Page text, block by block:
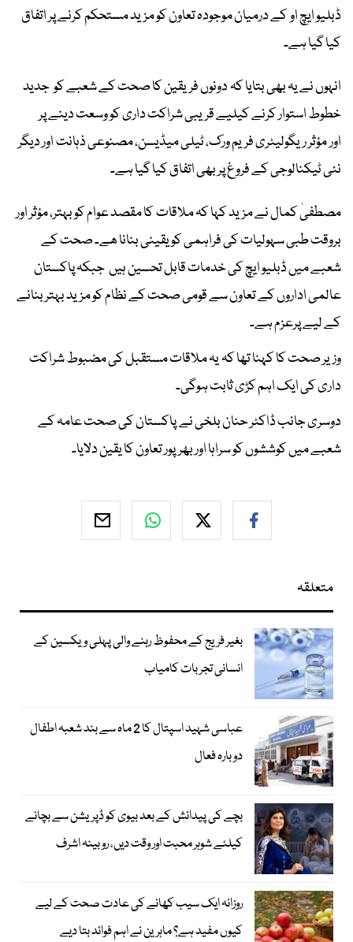
ڈبلیو ایچ او کے درمیان موجودہ تعاون کو مزید مستحکم کرنے پر اتفاق
کیا گیا ہے۔
انہوں نے یہ بھی بتایا کہ دونوں فریقین کا صحت کے شعبے کو جدید
خطوط استوار کرنے کیلیے قریبی شراکت داری کو وسعت دینے پر
اور مؤثر ریگولیٹری فریم ورک، ٹیلی میڈیسن، مصنوعی ذہانت اور دیگر
نئی ٹیکنالوجی کے فروغ پر بھی اتفاق کیا گیا ہے۔
مصطفیٰ کمال نے مزید کہا کہ ملاقات کا مقصد عوام کو بہتر، مؤثر اور
بروقت طبی سہولیات کی فراہمی کو یقینی بنانا ھے۔ صحت کے
شعبے میں ڈبلیو ایچ کی خدمات قابل تحسین ہیں جبکہ پاکستان
عالمی اداروں کے تعاون سے قومی صحت کے نظام کو مزید بہتر بنانے
کے لیے پرعزم ہے۔
وزیر صحت کا کہنا تھا کہ یہ ملاقات مستقبل کی مضبوط شراکت
داری کی ایک اہم کڑی ثابت ہوگی۔
دوسری جانب ڈاکٹر حنان بلخی نے پاکستان کی صحت عامہ کے
شعبے میں کوششوں کو سراہا اور بھرپور تعاون کا یقین دلایا۔
متعلقہ
بغیر فریج کے محفوظ رہنے والی پہلی ویکسین کے
انسانی تجربات کامیاب
عباسی شہید اسپتال کا 2 ماہ سے بند شعبہ اطفال
دوبارہ فعال
بچے کی پیدائش کے بعد بیوی کو ڈپریشن سے بچانے
کیلئے شوہر محبت اور وقت دیں، روبینہ اشرف
روزانہ ایک سیب کھانے کی عادت صحت کے لیے
کیوں مفید ہے؟ ماہرین نے اہم فوائد بتا دیے